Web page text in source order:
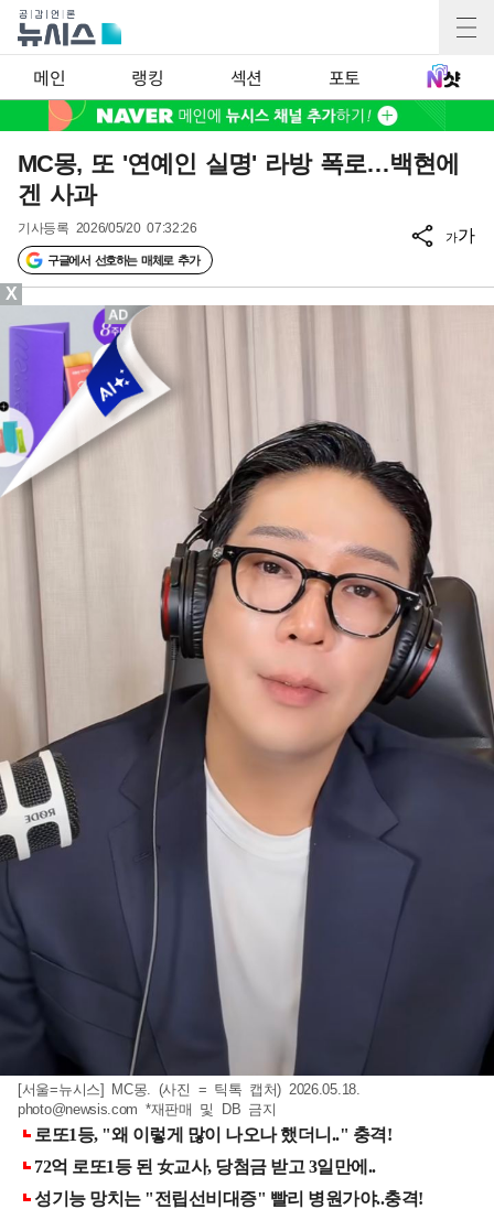
메인 랭킹 섹션 포토
MC몽, 또 '연예인 실명' 라방 폭로…백현에
겐 사과
기사등록 2026/05/20 07:32:26
구글에서 선호하는 매체로 추가
가가
[서울=뉴시스] MC몽. (사진 = 틱톡 캡처) 2026.05.18.
photo@newsis.com *재판매 및 DB 금지
X